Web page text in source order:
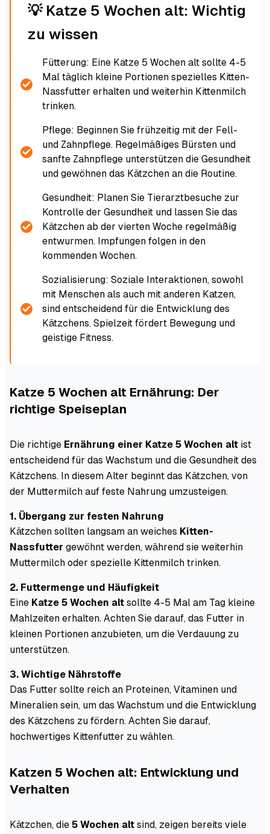
💡 Katze 5 Wochen alt: Wichtig
zu wissen
Fütterung: Eine Katze 5 Wochen alt sollte 4-5
Mal täglich kleine Portionen spezielles Kitten-
Nassfutter erhalten und weiterhin Kittenmilch
trinken.
Pflege: Beginnen Sie frühzeitig mit der Fell-
und Zahnpflege. Regelmäßiges Bürsten und
sanfte Zahnpflege unterstützen die Gesundheit
und gewöhnen das Kätzchen an die Routine.
Gesundheit: Planen Sie Tierarztbesuche zur
Kontrolle der Gesundheit und lassen Sie das
Kätzchen ab der vierten Woche regelmäßig
entwurmen. Impfungen folgen in den
kommenden Wochen.
Sozialisierung: Soziale Interaktionen, sowohl
mit Menschen als auch mit anderen Katzen,
sind entscheidend für die Entwicklung des
Kätzchens. Spielzeit fördert Bewegung und
geistige Fitness.
Katze 5 Wochen alt Ernährung: Der
richtige Speiseplan
Die richtige Ernährung einer Katze 5 Wochen alt ist
entscheidend für das Wachstum und die Gesundheit des
Kätzchens. In diesem Alter beginnt das Kätzchen, von
der Muttermilch auf feste Nahrung umzusteigen.
1. Übergang zur festen Nahrung
Kätzchen sollten langsam an weiches Kitten-
Nassfutter gewöhnt werden, während sie weiterhin
Muttermilch oder spezielle Kittenmilch trinken.
2. Futtermenge und Häufigkeit
Eine Katze 5 Wochen alt sollte 4-5 Mal am Tag kleine
Mahlzeiten erhalten. Achten Sie darauf, das Futter in
kleinen Portionen anzubieten, um die Verdauung zu
unterstützen.
3. Wichtige Nährstoffe
Das Futter sollte reich an Proteinen, Vitaminen und
Mineralien sein, um das Wachstum und die Entwicklung
des Kätzchens zu fördern. Achten Sie darauf,
hochwertiges Kittenfutter zu wählen.
Katzen 5 Wochen alt: Entwicklung und
Verhalten
Kätzchen, die 5 Wochen alt sind, zeigen bereits viele